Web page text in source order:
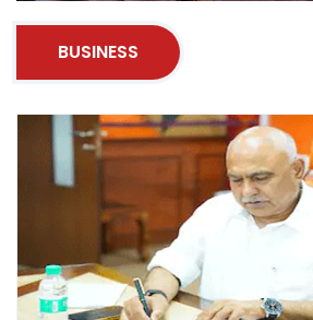
BUSINESS